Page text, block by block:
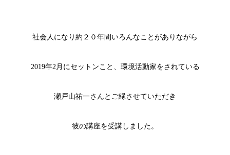
社会人になり約２０年間いろんなことがありながら
2019年2月にセットンこと、環境活動家をされている
瀬戸山祐一さんとご縁させていただき
彼の講座を受講しました。